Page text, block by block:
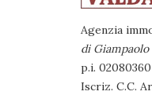
Agenzia
di Giampaolo
p.i.
Iscriz. C.C.